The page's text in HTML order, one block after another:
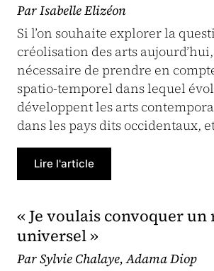
Par Isabelle Elizéon
Si l’on souhaite explorer la
créolisation des arts
nécessaire de prendre en
spatio-temporel dans lequel
développent les arts
dans les pays dits occidentaux,
Lire l'article
« Je voulais convoquer
universel »
Par Sylvie Chalaye, Adama Diop